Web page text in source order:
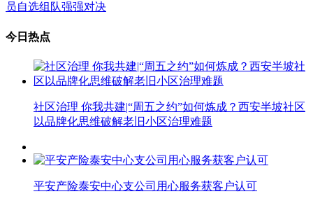
员自选组队强强对决
今日热点
社区治理 你我共建|“周五之约”如何炼成？西安半坡社区
以品牌化思维破解老旧小区治理难题
平安产险泰安中心支公司用心服务获客户认可